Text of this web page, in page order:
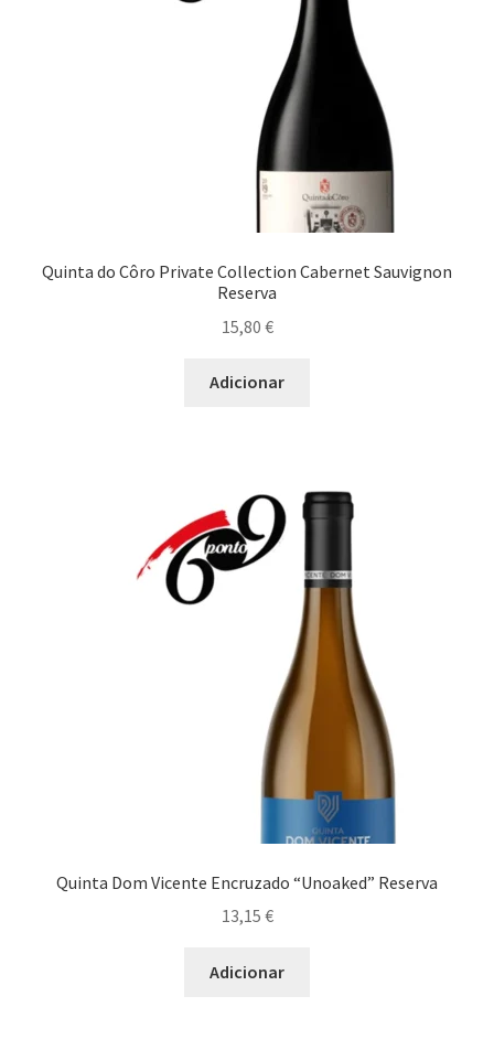
Quinta do Côro Private Collection Cabernet Sauvignon
Reserva
15,80 €
Adicionar
Quinta Dom Vicente Encruzado “Unoaked” Reserva
13,15 €
Adicionar